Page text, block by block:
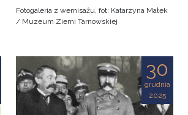
Fotogaleria z wernisażu, fot: Katarzyna Małek
/ Muzeum Ziemi Tarnowskiej
30
grudnia
2025